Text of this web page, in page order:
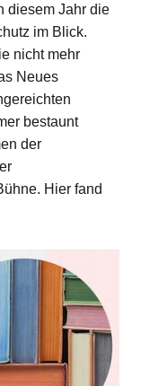
diesem Jahr die
im Blick.
nicht mehr
Neues
bestaunt
der
Hier fand